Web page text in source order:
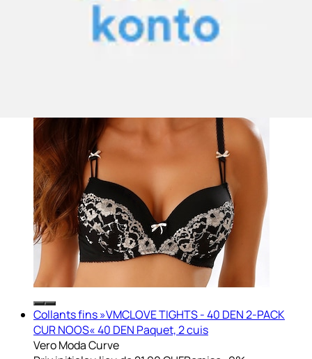
Collants fins »VMCLOVE TIGHTS - 40 DEN 2-PACK
CUR NOOS« 40 DEN Paquet, 2 cuis
Vero Moda Curve